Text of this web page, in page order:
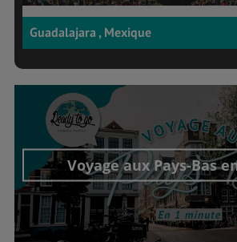
Guadalajara , Mexique
Voyage aux Pays-Bas